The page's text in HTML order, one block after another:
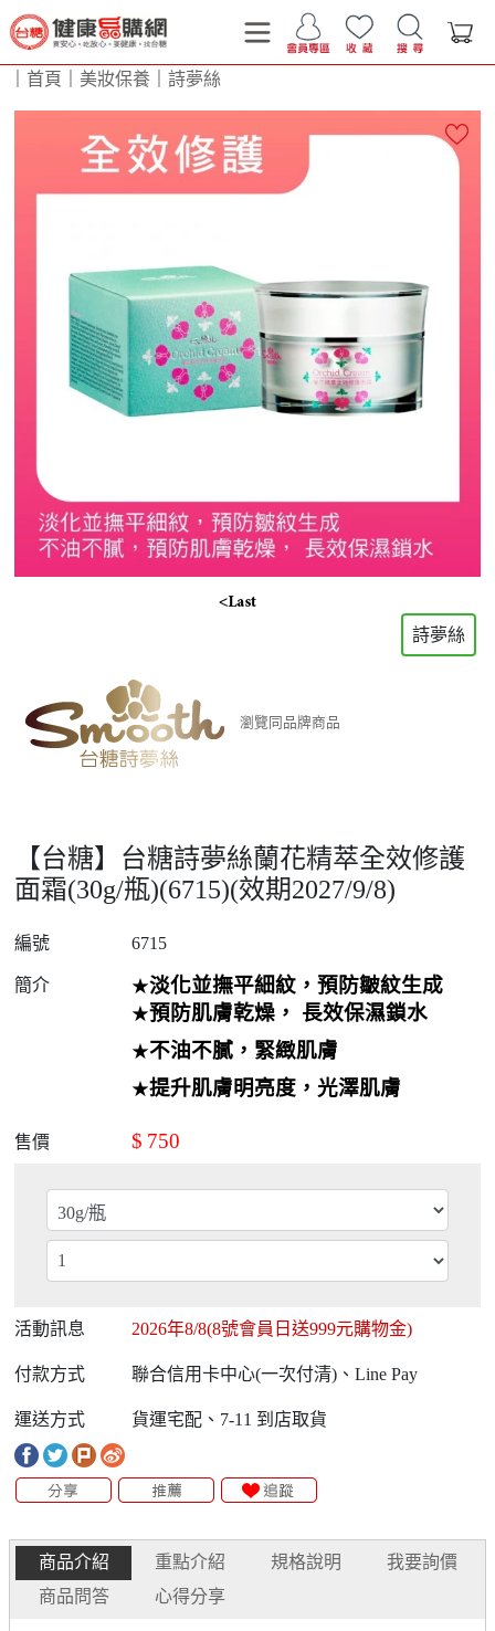
首頁 美妝保養 詩夢絲
瀏覽同品牌商品
詩夢絲
【台糖】台糖詩夢絲蘭花精萃全效修護
面霜(30g/瓶)(6715)(效期2027/9/8)
編號 6715
簡介 ★淡化並撫平細紋，預防皺紋生成
★預防肌膚乾燥， 長效保濕鎖水
★不油不膩，緊緻肌膚
★提升肌膚明亮度，光澤肌膚
售價 $ 750
活動訊息 2026年8/8(8號會員日送999元購物金)
付款方式 聯合信用卡中心(一次付清)、Line Pay
運送方式 貨運宅配、7-11 到店取貨
商品介紹 重點介紹 規格說明
我要詢價
商品問答
心得分享